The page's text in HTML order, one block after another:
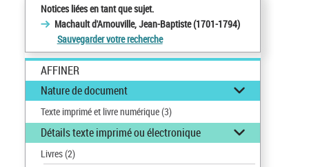
Notices liées en tant que sujet.
Machault d'Arnouville, Jean-Baptiste (1701-1794)
Sauvegarder votre recherche
AFFINER
Nature de document
Texte imprimé et livre numérique(3)
Détails texte imprimé ou électronique
Livres(2)